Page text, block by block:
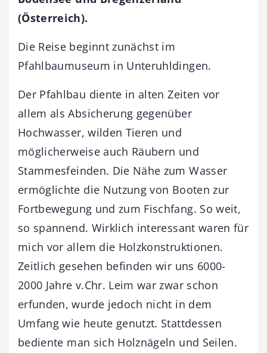
(Österreich).
Die Reise beginnt zunächst im
Pfahlbaumuseum in Unteruhldingen.
Der Pfahlbau diente in alten Zeiten vor
allem als Absicherung gegenüber
Hochwasser, wilden Tieren und
möglicherweise auch Räubern und
Stammesfeinden. Die Nähe zum Wasser
ermöglichte die Nutzung von Booten zur
Fortbewegung und zum Fischfang. So weit,
so spannend. Wirklich interessant waren für
mich vor allem die Holzkonstruktionen.
Zeitlich gesehen befinden wir uns 6000-
2000 Jahre v.Chr. Leim war zwar schon
erfunden, wurde jedoch nicht in dem
Umfang wie heute genutzt. Stattdessen
bediente man sich Holznägeln und Seilen.